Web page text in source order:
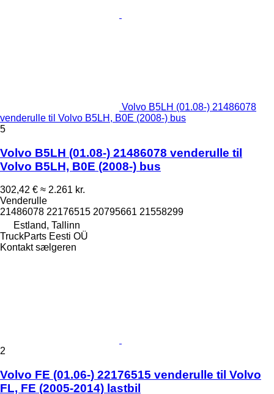
Volvo B5LH (01.08-) 21486078
venderulle til Volvo B5LH, B0E (2008-) bus
5
Volvo B5LH (01.08-) 21486078 venderulle til
Volvo B5LH, B0E (2008-) bus
302,42 € ≈ 2.261 kr.
Venderulle
21486078 22176515 20795661 21558299
Estland, Tallinn
TruckParts Eesti OÜ
Kontakt sælgeren
2
Volvo FE (01.06-) 22176515 venderulle til Volvo
FL, FE (2005-2014) lastbil